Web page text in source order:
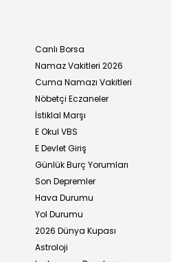
Canlı Borsa
Namaz Vakitleri 2026
Cuma Namazı Vakitleri
Nöbetçi Eczaneler
İstiklal Marşı
E Okul VBS
E Devlet Giriş
Günlük Burç Yorumları
Son Depremler
Hava Durumu
Yol Durumu
2026 Dünya Kupası
Astroloji